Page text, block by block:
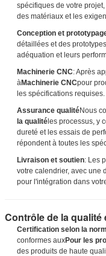
spécifiques de votre
des matériaux et les
Conception et
détaillées et des
adéquation et leurs
Machinerie CNC: Après
àMachinerie CNCpour
les spécifications requises.
Assurance qualitéNous
la qualitéles processus, y
dureté et les essais de
répondent à toutes les
Livraison et soutien: Les
votre calendrier, avec une
pour l'intégration dans
Contrôle de la
Certification selon la
conformes auxPour les
des produits de haute